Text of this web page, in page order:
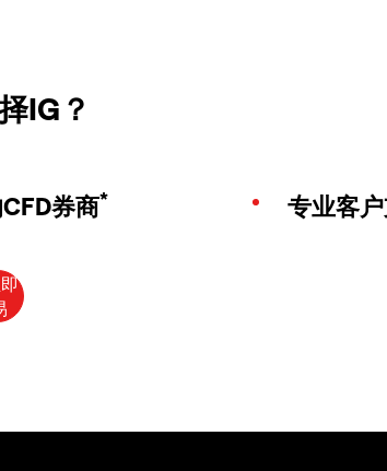
IG？
券商* 专业客